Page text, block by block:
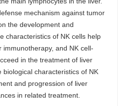
mechanism against tumor
the development and
characteristics of NK cells help
and NK cell-
in the treatment of liver
characteristics of NK
and progression of liver
in related treatment.